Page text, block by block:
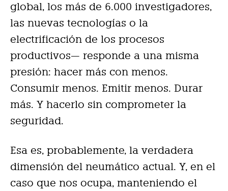
global, los más de 6.000 investigadores,
las nuevas tecnologías o la
electrificación de los procesos
productivos— responde a una misma
presión: hacer más con menos.
Consumir menos. Emitir menos. Durar
más. Y hacerlo sin comprometer la
seguridad.
Esa es, probablemente, la verdadera
dimensión del neumático actual. Y, en el
caso que nos ocupa, manteniendo el